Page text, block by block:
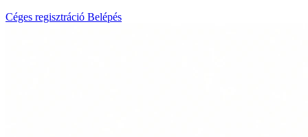
Céges regisztráció Belépés